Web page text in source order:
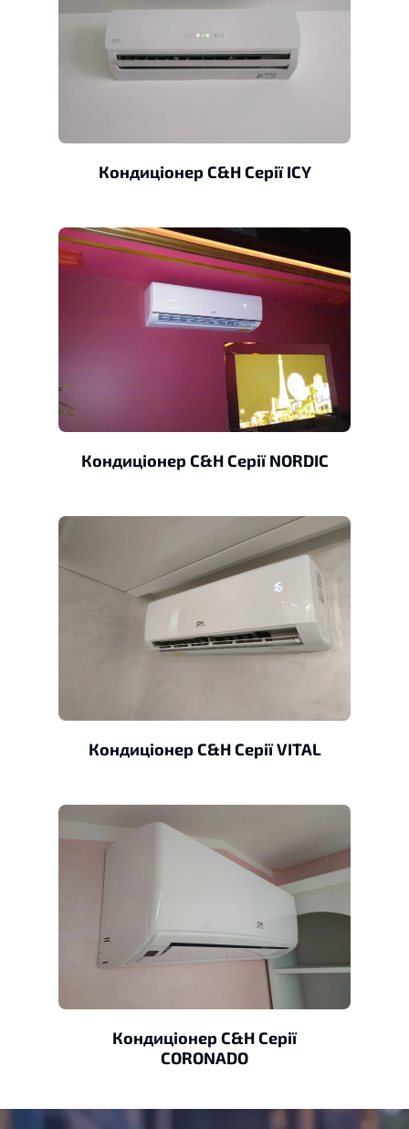
Кондиціонер C&H Серії ICY
Кондиціонер C&H Серії NORDIC
Кондиціонер C&H Серії VITAL
Кондиціонер C&H Серії
CORONADO